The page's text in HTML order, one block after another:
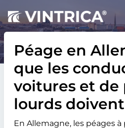
Péage en
que les
voitures et de
lourds
En Allemagne, les péages à